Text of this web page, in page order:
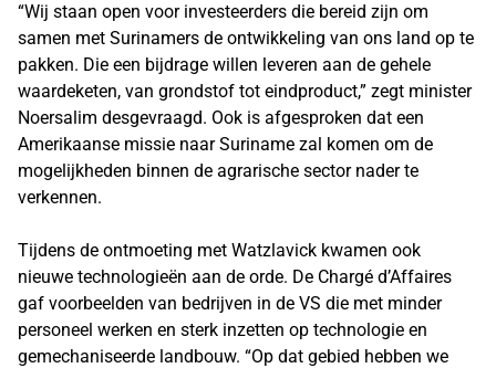
“Wij staan open voor investeerders die bereid zijn om
samen met Surinamers de ontwikkeling van ons land op te
pakken. Die een bijdrage willen leveren aan de gehele
waardeketen, van grondstof tot eindproduct,” zegt minister
Noersalim desgevraagd. Ook is afgesproken dat een
Amerikaanse missie naar Suriname zal komen om de
mogelijkheden binnen de agrarische sector nader te
verkennen.
Tijdens de ontmoeting met Watzlavick kwamen ook
nieuwe technologieën aan de orde. De Chargé d’Affaires
gaf voorbeelden van bedrijven in de VS die met minder
personeel werken en sterk inzetten op technologie en
gemechaniseerde landbouw. “Op dat gebied hebben we